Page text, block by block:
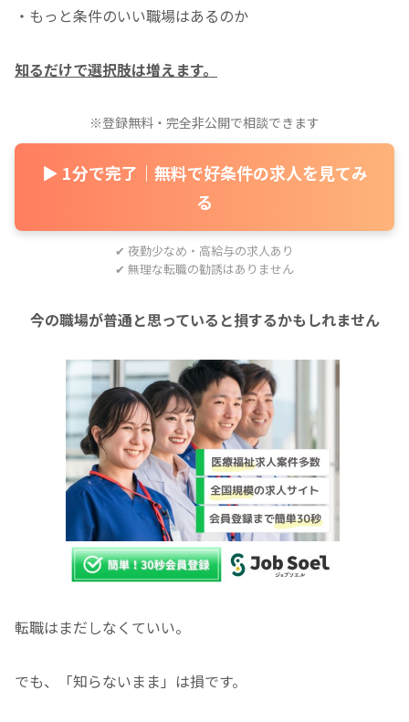
・もっと条件のいい職場はあるのか
知るだけで選択肢は増えます。
※登録無料・完全非公開で相談できます
▶ 1分で完了｜無料で好条件の求人を見てみ
る
✔ 夜勤少なめ・高給与の求人あり
✔ 無理な転職の勧誘はありません
今の職場が普通と思っていると損するかもしれません
転職はまだしなくていい。
でも、「知らないまま」は損です。